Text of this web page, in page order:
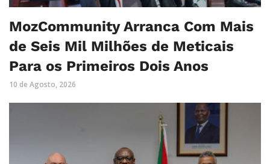
MozCommunity Arranca Com Mais
de Seis Mil Milhões de Meticais
Para os Primeiros Dois Anos
10 de Agosto, 2026